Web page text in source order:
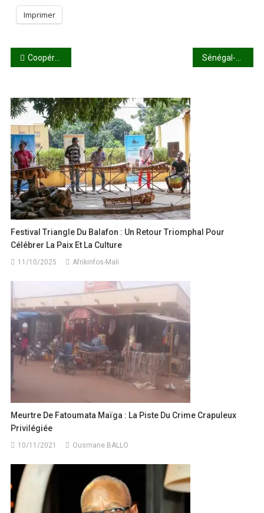
Imprimer
Navigation
l’article
Coopération AES-Royaume du Maroc : de solides jalons posés à Rabat
Festival Triangle Du Balafon : Un Retour Triomphal Pour
Célébrer La Paix Et La Culture
11/10/2025 Afrikinfos-Mali
Meurtre De Fatoumata Maïga : La Piste Du Crime Crapuleux
Privilégiée
10/11/2021 Ousmane BALLO